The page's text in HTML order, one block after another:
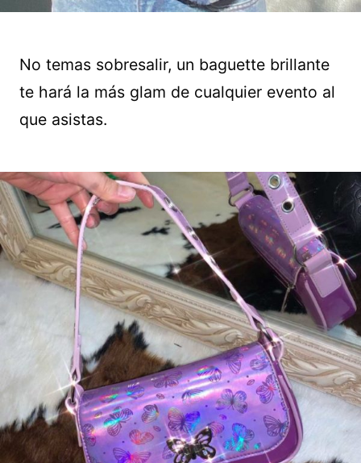
No temas sobresalir, un baguette brillante
te hará la más glam de cualquier evento al
que asistas.